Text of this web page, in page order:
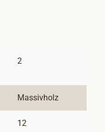
2
Massivholz
12